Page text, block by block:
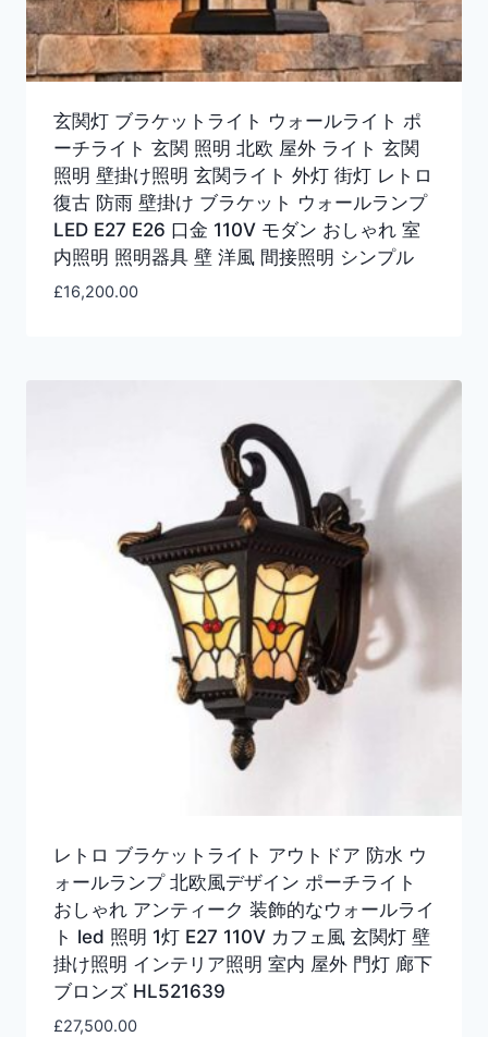
玄関灯 ブラケットライト ウォールライト ポ
ーチライト 玄関 照明 北欧 屋外 ライト 玄関
照明 壁掛け照明 玄関ライト 外灯 街灯 レトロ
復古 防雨 壁掛け ブラケット ウォールランプ
LED E27 E26 口金 110V モダン おしゃれ 室
内照明 照明器具 壁 洋風 間接照明 シンプル
£16,200.00
レトロ ブラケットライト アウトドア 防水 ウ
ォールランプ 北欧風デザイン ポーチライト
おしゃれ アンティーク 装飾的なウォールライ
ト led 照明 1灯 E27 110V カフェ風 玄関灯 壁
掛け照明 インテリア照明 室内 屋外 門灯 廊下
ブロンズ HL521639
£27,500.00